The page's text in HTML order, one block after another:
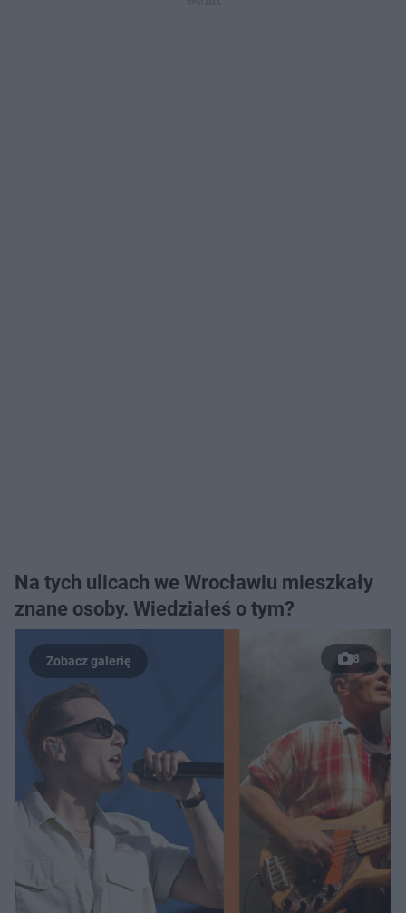
Na tych ulicach we Wrocławiu mieszkały
znane osoby. Wiedziałeś o tym?
8